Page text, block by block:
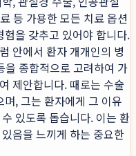
등 가용한 모든 치료 옵션
을 갖추고 있어야 합니다.
안에서 환자 개개인의 병
을 종합적으로 고려하여 가
제안합니다. 때로는 수술
, 그는 환자에게 그 이유
있도록 돕습니다. 이는 환
음을 느끼게 하는 중요한